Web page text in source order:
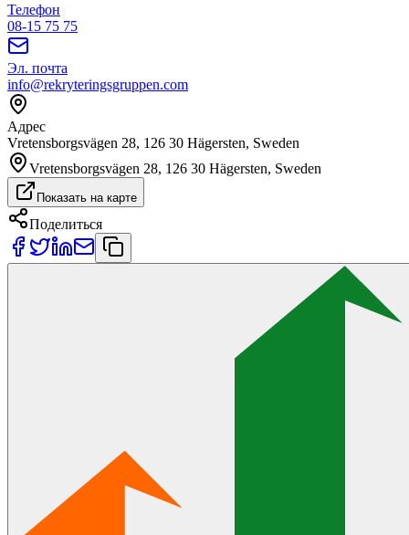
Телефон
08-15 75 75
Эл. почта
info@rekryteringsgruppen.com
Адрес
Vretensborgsvägen 28, 126 30 Hägersten, Sweden
Vretensborgsvägen 28, 126 30 Hägersten, Sweden
Показать на карте
Поделиться